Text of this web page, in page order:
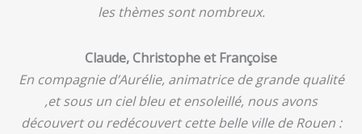
les thèmes sont nombreux.
Claude, Christophe et Françoise
En compagnie d’Aurélie, animatrice de grande qualité
,et sous un ciel bleu et ensoleillé, nous avons
découvert ou redécouvert cette belle ville de Rouen :